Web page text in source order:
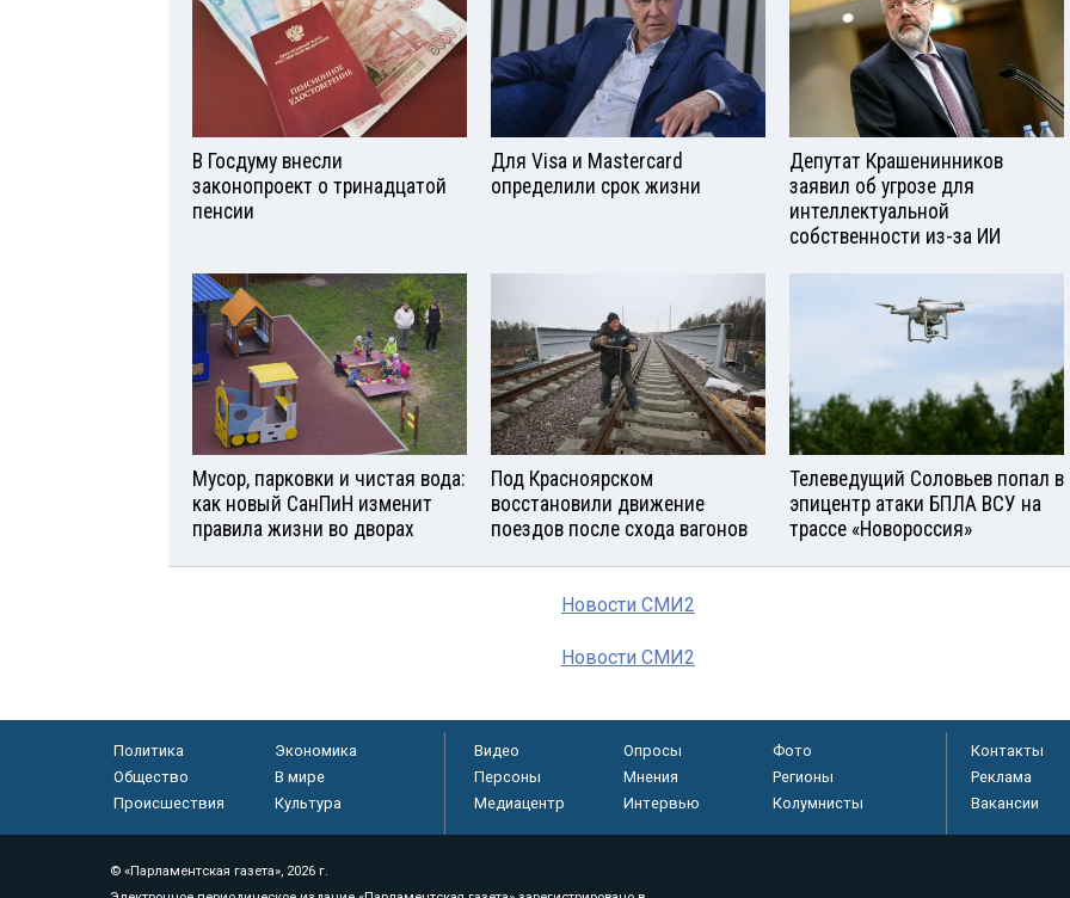
В Госдуму внесли
законопроект о тринадцатой
пенсии
Для Visа и Mastercard
определили срок жизни
Депутат Крашенинников
заявил об угрозе для
интеллектуальной
собственности из-за ИИ
Мусор, парковки и чистая вода:
как новый СанПиН изменит
правила жизни во дворах
Под Красноярском
восстановили движение
поездов после схода вагонов
Телеведущий Соловьев попал в
эпицентр атаки БПЛА ВСУ на
трассе «Новороссия»
Новости СМИ2
Новости СМИ2
Политика
Экономика
Общество
В мире
Происшествия
Культура
Видео Опросы
Фото
Персоны
Мнения
Регионы
Медиацентр
Интервью Колумнисты
Контакты
Реклама
Вакансии
© «Парламентская газета», 2026 г.